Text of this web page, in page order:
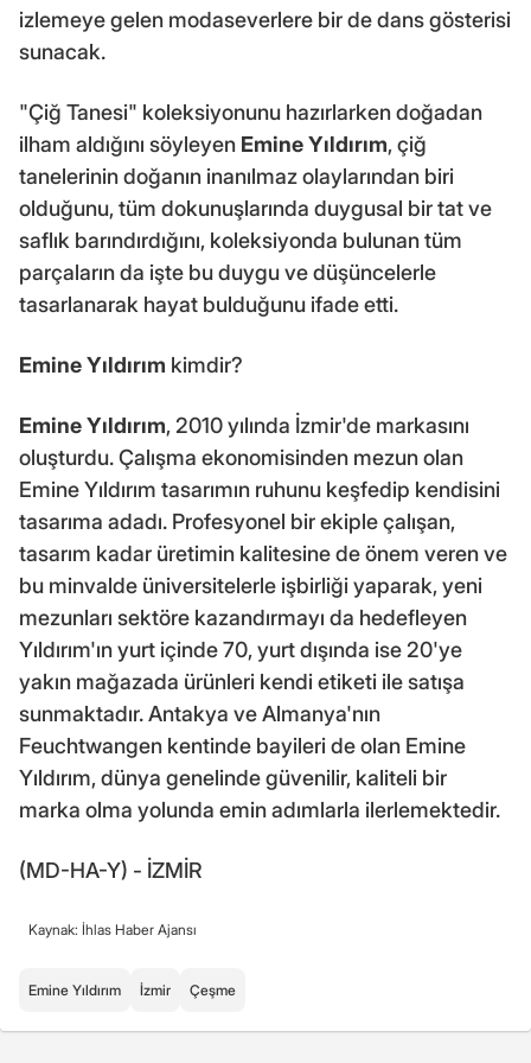
izlemeye gelen modaseverlere bir de dans gösterisi
sunacak.
"Çiğ Tanesi" koleksiyonunu hazırlarken doğadan
ilham aldığını söyleyen Emine Yıldırım, çiğ
tanelerinin doğanın inanılmaz olaylarından biri
olduğunu, tüm dokunuşlarında duygusal bir tat ve
saflık barındırdığını, koleksiyonda bulunan tüm
parçaların da işte bu duygu ve düşüncelerle
tasarlanarak hayat bulduğunu ifade etti.
Emine Yıldırım kimdir?
Emine Yıldırım, 2010 yılında İzmir'de markasını
oluşturdu. Çalışma ekonomisinden mezun olan
Emine Yıldırım tasarımın ruhunu keşfedip kendisini
tasarıma adadı. Profesyonel bir ekiple çalışan,
tasarım kadar üretimin kalitesine de önem veren ve
bu minvalde üniversitelerle işbirliği yaparak, yeni
mezunları sektöre kazandırmayı da hedefleyen
Yıldırım'ın yurt içinde 70, yurt dışında ise 20'ye
yakın mağazada ürünleri kendi etiketi ile satışa
sunmaktadır. Antakya ve Almanya'nın
Feuchtwangen kentinde bayileri de olan Emine
Yıldırım, dünya genelinde güvenilir, kaliteli bir
marka olma yolunda emin adımlarla ilerlemektedir.
(MD-HA-Y) - İZMİR
Kaynak: İhlas Haber Ajansı
Emine Yıldırım İzmir Çeşme